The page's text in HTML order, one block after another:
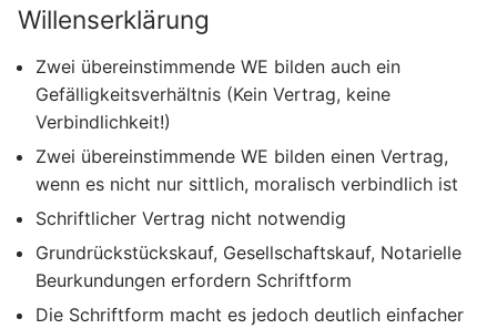
Willenserklärung
Zwei übereinstimmende WE bilden auch ein
Gefälligkeitsverhältnis (Kein Vertrag, keine
Verbindlichkeit!)
Zwei übereinstimmende WE bilden einen Vertrag,
wenn es nicht nur sittlich, moralisch verbindlich ist
Schriftlicher Vertrag nicht notwendig
Grundrückstückskauf, Gesellschaftskauf, Notarielle
Beurkundungen erfordern Schriftform
Die Schriftform macht es jedoch deutlich einfacher